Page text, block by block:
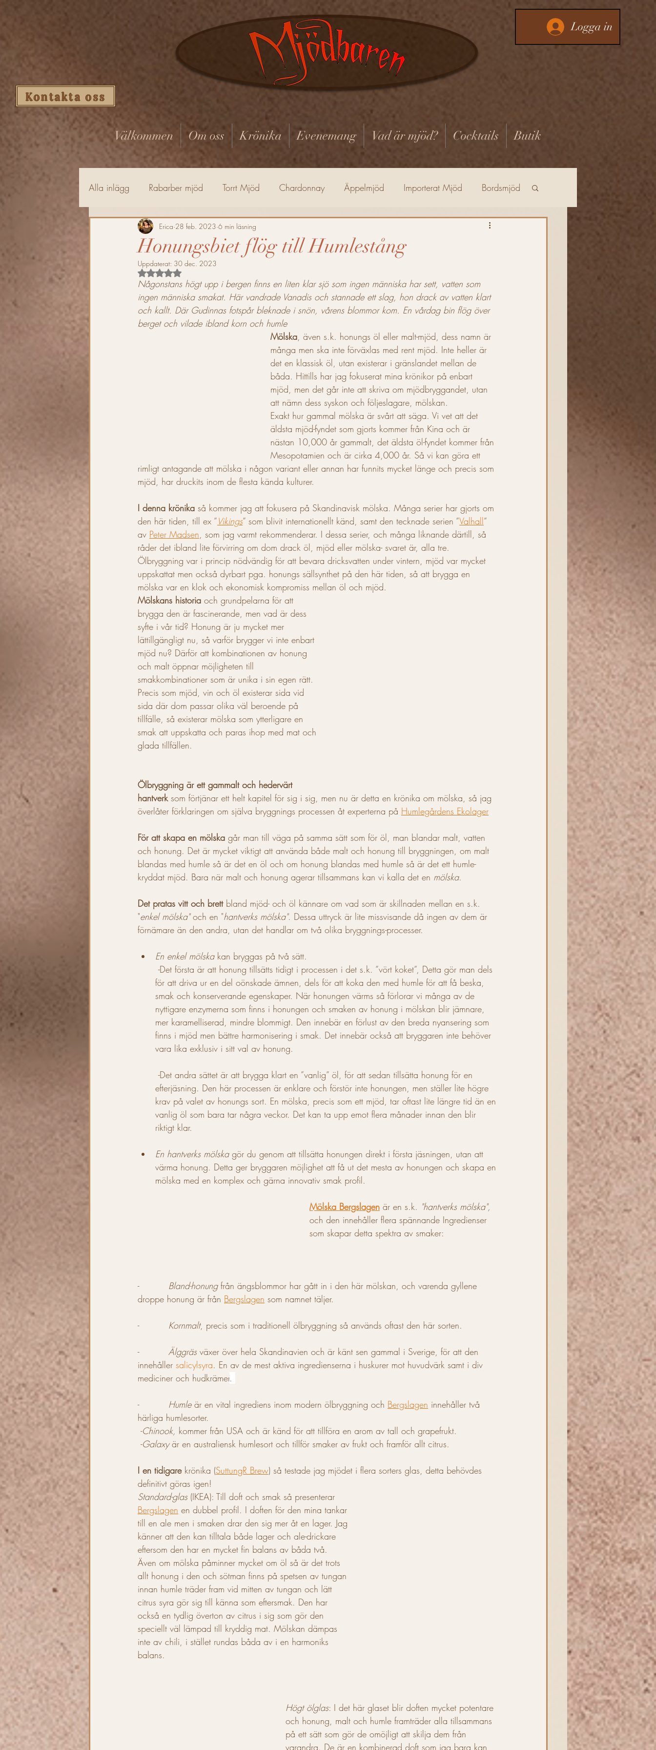
Logga in
Välkommen Om oss Krönika Evenemang Vad är mjöd? Cocktails Butik
Alla inlägg Rabarber mjöd Torrt Mjöd Chardonnay Äppelmjöd Importerat Mjöd Bordsmjöd
Enkelt Mjöd Melomel Svenskt Mjöd
Svensk Mölska Grimfrost
Cocktails Mjöd från Mallorca Jul Sommar Mjödkrönika Krönika
Honungsbiet flög till Humlestång
Erica 28 feb. 2023 6 min läsning
Uppdaterat: 30 dec. 2023
Betygsatt till NaN av 5 stjärnor.
Någonstans högt upp i bergen finns en liten klar sjö som ingen människa har sett, vatten som
ingen människa smakat. Här vandrade Vanadis och stannade ett slag, hon drack av vatten klart
och kallt. Där Gudinnas fotspår bleknade i snön, vårens blommor kom. En vårdag bin flög över
berget och vilade ibland korn och humle
Mölska, även s.k. honungs öl eller malt-mjöd, dess namn är
många men ska inte förväxlas med rent mjöd. Inte heller är
det en klassisk öl, utan existerar i gränslandet mellan de
båda. Hittills har jag fokuserat mina krönikor på enbart
mjöd, men det går inte att skriva om mjödbryggandet, utan
att nämn dess syskon och följeslagare, mölskan.
Exakt hur gammal mölska är svårt att säga. Vi vet att det
äldsta mjöd-fyndet som gjorts kommer från Kina och är
nästan 10,000 år gammalt, det äldsta öl-fyndet kommer från
Mesopotamien och är cirka 4,000 år. Så vi kan göra ett
rimligt antagande att mölska i någon variant eller annan har funnits mycket länge och precis som
mjöd, har druckits inom de flesta kända kulturer.
I denna krönika så kommer jag att fokusera på Skandinavisk mölska. Många serier har gjorts om
den här tiden, till ex ”Vikings” som blivit internationellt känd, samt den tecknade serien ”Valhall”
av Peter Madsen, som jag varmt rekommenderar. I dessa serier, och många liknande därtill, så
råder det ibland lite förvirring om dom drack öl, mjöd eller mölska- svaret är, alla tre.
Ölbryggning var i princip nödvändig för att bevara dricksvatten under vintern, mjöd var mycket
uppskattat men också dyrbart pga. honungs sällsynthet på den här tiden, så att brygga en
mölska var en klok och ekonomisk kompromiss mellan öl och mjöd.
Mölskans historia och grundpelarna för att
brygga den är fascinerande, men vad är dess
syfte i vår tid? Honung är ju mycket mer
lättillgängligt nu, så varför brygger vi inte enbart
mjöd nu? Därför att kombinationen av honung
och malt öppnar möjligheten till
smakkombinationer som är unika i sin egen rätt.
Precis som mjöd, vin och öl existerar sida vid
sida där dom passar olika väl beroende på
tillfälle, så existerar mölska som ytterligare en
smak att uppskatta och paras ihop med mat och
glada tillfällen.
Ölbryggning är ett gammalt och hedervärt
hantverk som förtjänar ett helt kapitel för sig i sig, men nu är detta en krönika om mölska, så jag
överlåter förklaringen om själva bryggnings processen åt experterna på Humlegårdens Ekolager
För att skapa en mölska går man till väga på samma sätt som för öl, man blandar malt, vatten
och honung. Det är mycket viktigt att använda både malt och honung till bryggningen, om malt
blandas med humle så är det en öl och om honung blandas med humle så är det ett humle-
kryddat mjöd. Bara när malt och honung agerar tillsammans kan vi kalla det en mölska.
Det pratas vitt och brett bland mjöd- och öl kännare om vad som är skillnaden mellan en s.k.
"enkel mölska" och en "hantverks mölska". Dessa uttryck är lite missvisande då ingen av dem är
förnämare än den andra, utan det handlar om två olika bryggnings-processer.
En enkel mölska kan bryggas på två sätt.
för att driva ur en del oönskade ämnen, dels för att koka den med humle för att få beska,
smak och konserverande egenskaper. När honungen värms så förlorar vi många av de
nyttigare enzymerna som finns i honungen och smaken av honung i mölskan blir jämnare,
mer karamelliserad, mindre blommigt. Den innebär en förlust av den breda nyansering som
finns i mjöd men bättre harmonisering i smak. Det innebär också att bryggaren inte behöver
vara lika exklusiv i sitt val av honung.
efterjäsning. Den här processen är enklare och förstör inte honungen, men ställer lite högre
krav på valet av honungs sort. En mölska, precis som ett mjöd, tar oftast lite längre tid än en
vanlig öl som bara tar några veckor. Det kan ta upp emot flera månader innan den blir
riktigt klar.
En hantverks mölska gör du genom att tillsätta honungen direkt i första jäsningen, utan att
värma honung. Detta ger bryggaren möjlighet att få ut det mesta av honungen och skapa en
mölska med en komplex och gärna innovativ smak profil.
Mölska Bergslagen är en s.k. "hantverks mölska",
och den innehåller flera spännande Ingredienser
som skapar detta spektra av smaker:
- Bland-honung från ängsblommor har gått in i den här mölskan, och varenda gyllene
droppe honung är från Bergslagen som namnet täljer.
- Kornmalt, precis som i traditionell ölbryggning så används oftast den här sorten.
- Älggräs växer över hela Skandinavien och är känt sen gammal i Sverige, för att den
innehåller salicylsyra. En av de mest aktiva ingredienserna i huskurer mot huvudvärk samt i div
mediciner och hudkrämer.
- Humle är en vital ingrediens inom modern ölbryggning och Bergslagen innehåller två
härliga humlesorter.
-Chinook, kommer från USA och är känd för att tillföra en arom av tall och grapefrukt.
-Galaxy är en australiensk humlesort och tillför smaker av frukt och framför allt citrus.
I en tidigare krönika (SuttungR Brew) så testade jag mjödet i flera sorters glas, detta behövdes
definitivt göras igen!
Standard-glas (IKEA): Till doft och smak så presenterar
Bergslagen en dubbel profil. I doften för den mina tankar
till en ale men i smaken drar den sig mer åt en lager. Jag
känner att den kan tilltala både lager och ale-drickare
eftersom den har en mycket fin balans av båda två.
Även om mölska påminner mycket om öl så är det trots
allt honung i den och sötman finns på spetsen av tungan
innan humle träder fram vid mitten av tungan och lätt
citrus syra gör sig till känna som eftersmak. Den har
också en tydlig överton av citrus i sig som gör den
speciellt väl lämpad till kryddig mat. Mölskan dämpas
inte av chili, i stället rundas båda av i en harmoniks
balans.
Högt ölglas: I det här glaset blir doften mycket potentare
och honung, malt och humle framträder alla tillsammans
på ett sätt som gör de omöjligt att skilja dem från
varandra. De är en kombinerad doft som jag bara kan
Kontakta oss